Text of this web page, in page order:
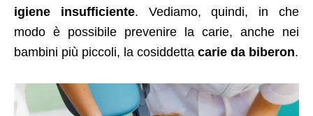
igiene insufficiente. Vediamo, quindi, in che
modo è possibile prevenire la carie, anche nei
bambini più piccoli, la cosiddetta carie da biberon.